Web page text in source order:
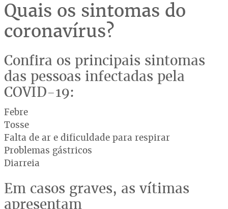
Quais os sintomas do
coronavírus?
Confira os principais sintomas
das pessoas infectadas pela
COVID-19:
Febre
Tosse
Falta de ar e dificuldade para respirar
Problemas gástricos
Diarreia
Em casos graves, as vítimas
apresentam